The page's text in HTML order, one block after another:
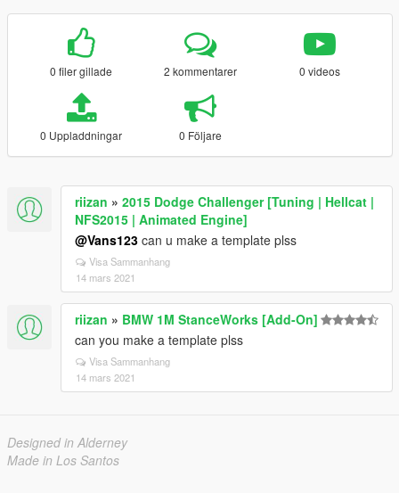
0 filer gillade 2 kommentarer 0 videos
0 Uppladdningar 0 Följare
riizan » 2015 Dodge Challenger [Tuning | Hellcat |
NFS2015 | Animated Engine]
@Vans123 can u make a template plss
Visa Sammanhang
14 mars 2021
riizan » BMW 1M StanceWorks [Add-On]
can you make a template plss
Visa Sammanhang
14 mars 2021
Designed in Alderney
Made in Los Santos